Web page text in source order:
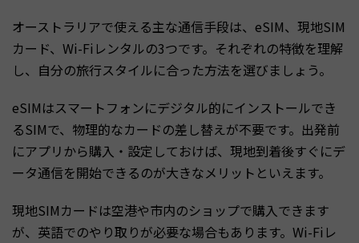
オーストラリアで使える主な通信手段は、eSIM、現地SIM
カード、Wi-Fiレンタルの3つです。それぞれの特徴を理解
し、自分の旅行スタイルに合った方法を選びましょう。
eSIMはスマートフォンにデジタル的にインストールでき
るSIMで、物理的なカードの差し替えが不要です。出発前
にアプリから購入・設定しておけば、現地到着後すぐにデ
ータ通信を開始できるのが大きなメリットといえます。
現地SIMカードは空港や市内のショップで購入できます
が、英語でのやり取りが必要な場合もあります。Wi-Fiレ